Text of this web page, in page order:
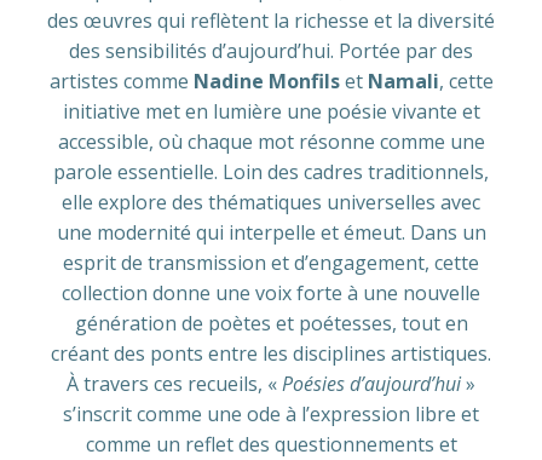
des œuvres qui reflètent la richesse et la diversité
des sensibilités d’aujourd’hui. Portée par des
artistes comme Nadine Monfilset Namali, cette
initiative met en lumière une poésie vivante et
accessible, où chaque mot résonne comme une
parole essentielle. Loin des cadres traditionnels,
elle explore des thématiques universelles avec
une modernité qui interpelle et émeut. Dans un
esprit de transmission et d’engagement, cette
collection donne une voix forte à une nouvelle
génération de poètes et poétesses, tout en
créant des ponts entre les disciplines artistiques.
À travers ces recueils, «Poésies d’aujourd’hui»
s’inscrit comme une ode à l’expression libre et
comme un reflet des questionnements et